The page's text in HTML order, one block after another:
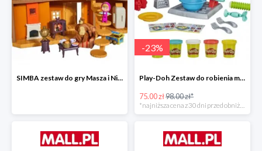
SIMBA zestaw do gry Masza i Niedźwiedź - Duży dom Maszy -15%
-23%
Play-Doh Zestaw do robienia makaronów -23%
75.00 zł98.00 zł*